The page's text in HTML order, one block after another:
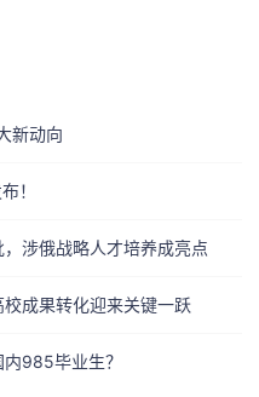
新动向
！
涉俄战略人才培养成亮点
成果转化迎来关键一跃
985毕业生？